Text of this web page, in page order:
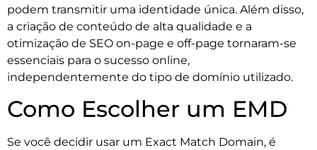
podem transmitir uma identidade única. Além disso,
a criação de conteúdo de alta qualidade e a
otimização de SEO on-page e off-page tornaram-se
essenciais para o sucesso online,
independentemente do tipo de domínio utilizado.
Como Escolher um EMD
Se você decidir usar um Exact Match Domain, é